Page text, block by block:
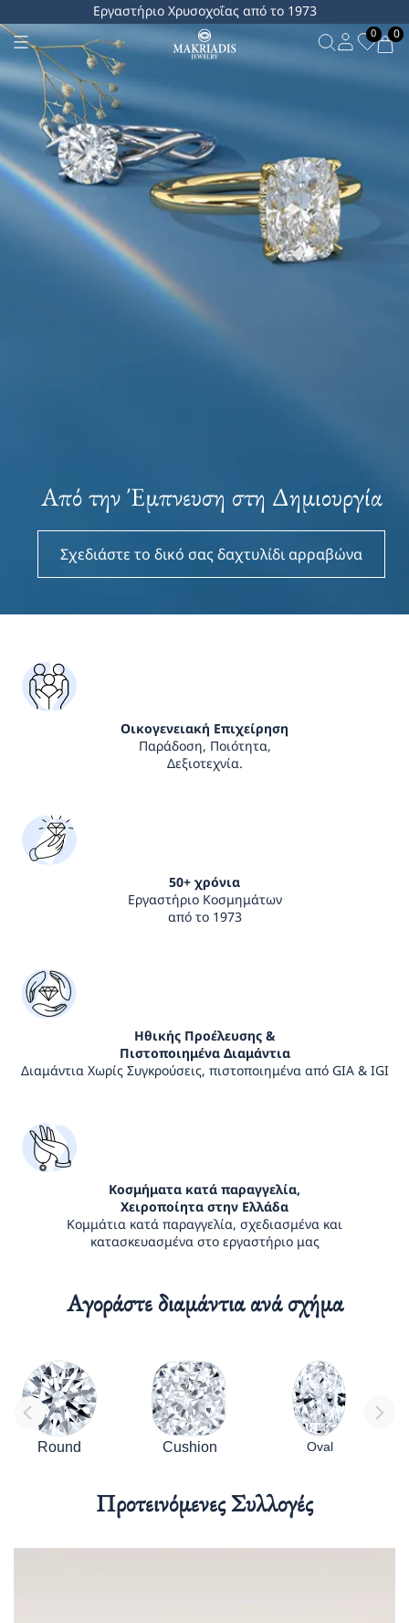
Εργαστήριο Χρυσοχοΐας από το 1973
0 0
Από την Έμπνευση στη Δημιουργία
Σχεδιάστε το δικό σας δαχτυλίδι αρραβώνα
Οικογενειακή Επιχείρηση
Παράδοση, Ποιότητα,
Δεξιοτεχνία.
50+ χρόνια
Εργαστήριο Κοσμημάτων
από το 1973
Ηθικής Προέλευσης &
Πιστοποιημένα Διαμάντια
Διαμάντια Χωρίς Συγκρούσεις, πιστοποιημένα από GIA & IGI
Κοσμήματα κατά παραγγελία,
Χειροποίητα στην Ελλάδα
Κομμάτια κατά παραγγελία, σχεδιασμένα και
κατασκευασμένα στο εργαστήριο μας
Αγοράστε διαμάντια ανά σχήμα
Round Cushion Oval
Προτεινόμενες Συλλογές